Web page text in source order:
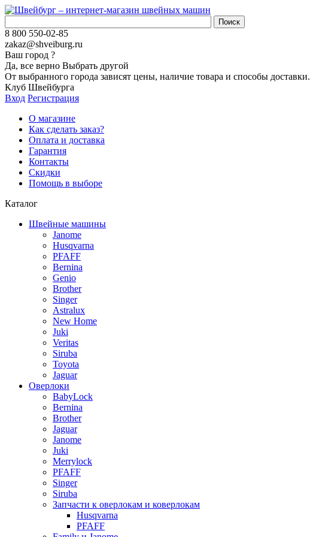
8 800 550-02-85
zakaz@shveiburg.ru
Ваш город ?
Да, все верно Выбрать другой
От выбранного города зависят цены, наличие товара и способы доставки.
Клуб Швейбурга
Вход Регистрация
О магазине
Как сделать заказ?
Оплата и доставка
Гарантия
Контакты
Скидки
Помощь в выборе
Каталог
Швейные машины
Janome
Husqvarna
PFAFF
Bernina
Genio
Brother
Singer
Astralux
New Home
Juki
Veritas
Siruba
Toyota
Jaguar
Оверлоки
BabyLock
Bernina
Brother
Jaguar
Janome
Juki
Merrylock
PFAFF
Singer
Siruba
Запчасти к оверлокам и коверлокам
Husqvarna
PFAFF